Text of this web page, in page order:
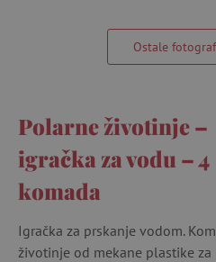
Ostale
Polarne životinje –
igračka za vodu – 4
komada
Igračka za prskanje vodom.
životinje od mekane plastike